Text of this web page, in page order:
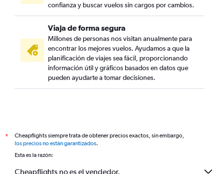
confianza y buscar vuelos sin cargos por cambios.
Viaja de forma segura
Millones de personas nos visitan anualmente para
encontrar los mejores vuelos. Ayudamos a que la
planificación de viajes sea fácil, proporcionando
información útil y gráficos basados en datos que
pueden ayudarte a tomar decisiones.
*
Cheapflights siempre trata de obtener precios exactos, sin embargo,
los precios no están garantizados.
Esta es la razón:
Cheapflights no es el vendedor.